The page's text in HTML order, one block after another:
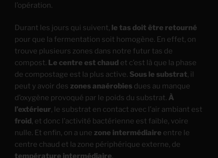
l’opération.
Durant les jours qui suivent, le tas doit être retourné
pour que la fermentation soit homogène. En effet, on
trouve plusieurs zones dans notre futur tas de
compost. Le centre est chaud et c’est là que la phase
de compostage est la plus active. Sous le substrat, il
peut y avoir des zones anaérobies dues au manque
d’oxygène provoqué par le poids du substrat. À
l’extérieur, le substrat en contact avec l’air ambiant est
froid , et donc l’activité bactérienne est faible, voire
nulle. Et enfin, on a une zone intermédiaire entre le
centre chaud et la zone périphérique externe, de
température intermédiaire.